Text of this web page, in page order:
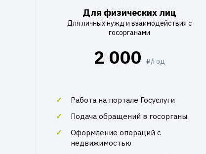
Для физических лиц
Для личных нужд и взаимодействия с
госорганами
2 000 ₽/год
Работа на портале Госуслуги
Подача обращений в госорганы
Оформление операций с
недвижимостью